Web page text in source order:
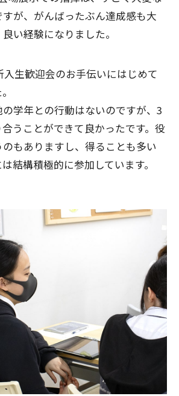
が、がんばったぶん達成感も大
い経験になりました。
入生歓迎会のお手伝いにはじめて
学年との行動はないのですが、3
うことができて良かったです。役
もありますし、得ることも多い
結構積極的に参加しています。